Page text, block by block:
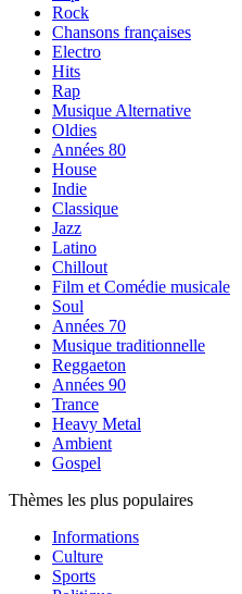
Rock
Chansons françaises
Electro
Hits
Rap
Musique Alternative
Oldies
Années 80
House
Indie
Classique
Jazz
Latino
Chillout
Film et Comédie musicale
Soul
Années 70
Musique traditionnelle
Reggaeton
Années 90
Trance
Heavy Metal
Ambient
Gospel
Thèmes les plus populaires
Informations
Culture
Sports